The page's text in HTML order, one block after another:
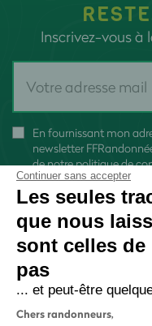
Inscrivez-vous à
En fournissant mon
newsletter
denotre politique de
Continuer sans accepter
Les seules
que nous
sont celles de
pas
... et peut-être
Chers randonneurs,